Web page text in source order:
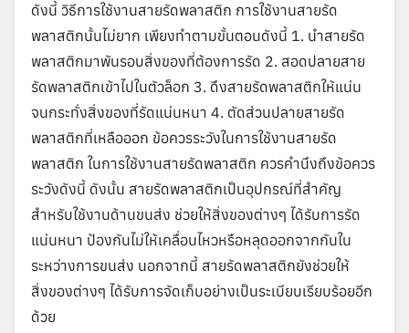
ดังนี้ วิธีการใช้งานสายรัดพลาสติก การใช้งานสายรัด
พลาสติกนั้นไม่ยาก เพียงทำตามขั้นตอนดังนี้ 1. นำสายรัด
พลาสติกมาพันรอบสิ่งของที่ต้องการรัด 2. สอดปลายสาย
รัดพลาสติกเข้าไปในตัวล็อก 3. ดึงสายรัดพลาสติกให้แน่น
จนกระทั่งสิ่งของที่รัดแน่นหนา 4. ตัดส่วนปลายสายรัด
พลาสติกที่เหลือออก ข้อควรระวังในการใช้งานสายรัด
พลาสติก ในการใช้งานสายรัดพลาสติก ควรคำนึงถึงข้อควร
ระวังดังนี้ ดังนั้น สายรัดพลาสติกเป็นอุปกรณ์ที่สำคัญ
สำหรับใช้งานด้านขนส่ง ช่วยให้สิ่งของต่างๆ ได้รับการรัด
แน่นหนา ป้องกันไม่ให้เคลื่อนไหวหรือหลุดออกจากกันใน
ระหว่างการขนส่ง นอกจากนี้ สายรัดพลาสติกยังช่วยให้
สิ่งของต่างๆ ได้รับการจัดเก็บอย่างเป็นระเบียบเรียบร้อยอีก
ด้วย